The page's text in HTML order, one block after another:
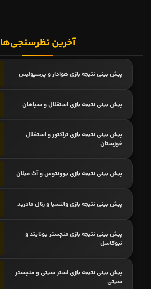
آخرین نظرسنجی‌ها
پیش بینی نتیجه بازی هوادار و پرسپولیس
پیش بینی نتیجه بازی استقلال و سپاهان
پیش بینی نتیجه بازی تراکتور و استقلال
خوزستان
پیش بینی نتیجه بازی یوونتوس و آث میلان
پیش بینی نتیجه بازی والنسیا و رئال مادرید
پیش بینی نتیجه بازی منچستر یونایتد و
نیوکاسل
پیش بینی نتیجه بازی لستر سیتی و منچستر
سیتی